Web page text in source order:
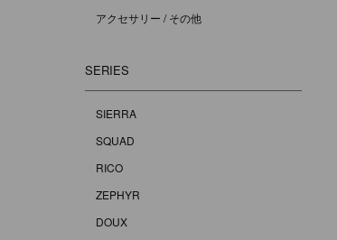
アクセサリー / その他
SERIES
SIERRA
SQUAD
RICO
ZEPHYR
DOUX